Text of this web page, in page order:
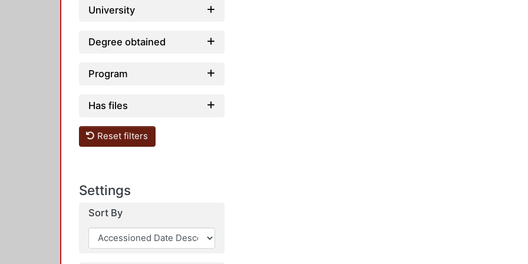
University
Degree obtained
Program
Has files
Reset filters
Settings
Sort By